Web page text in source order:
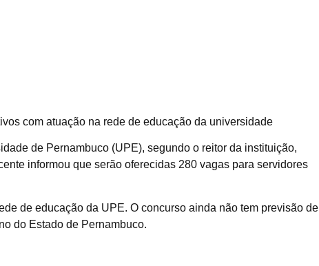
com atuação na rede de educação da universidade
de Pernambuco (UPE), segundo o reitor da instituição,
informou que serão oferecidas 280 vagas para servidores
de educação da UPE. O concurso ainda não tem previsão de
do Estado de Pernambuco.